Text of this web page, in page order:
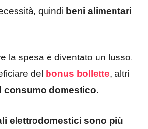
quindi beni alimentari
la spesa è diventato un lusso,
del
bonus bollette, altri
consumo domestico.
elettrodomestici sono più